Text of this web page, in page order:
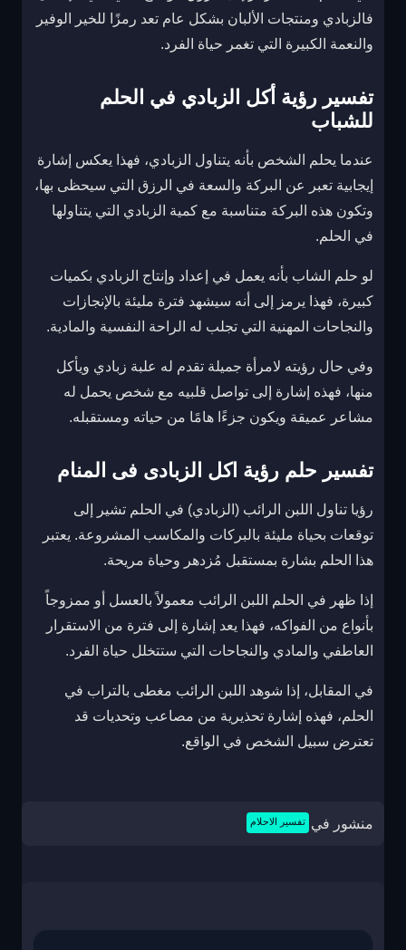
فالزبادي ومنتجات الألبان بشكل عام تعد رمزًا للخير الوفير
والنعمة الكبيرة التي تغمر حياة الفرد.
تفسير رؤية أكل الزبادي في الحلم
للشباب
عندما يحلم الشخص بأنه يتناول الزبادي، فهذا يعكس إشارة
إيجابية تعبر عن البركة والسعة في الرزق التي سيحظى بها،
وتكون هذه البركة متناسبة مع كمية الزبادي التي يتناولها
في الحلم.
لو حلم الشاب بأنه يعمل في إعداد وإنتاج الزبادي بكميات
كبيرة، فهذا يرمز إلى أنه سيشهد فترة مليئة بالإنجازات
والنجاحات المهنية التي تجلب له الراحة النفسية والمادية.
وفي حال رؤيته لامرأة جميلة تقدم له علبة زبادي ويأكل
منها، فهذه إشارة إلى تواصل قلبيه مع شخص يحمل له
مشاعر عميقة ويكون جزءًا هامًا من حياته ومستقبله.
تفسير حلم رؤية اكل الزبادى فى المنام
رؤيا تناول اللبن الرائب (الزبادي) في الحلم تشير إلى
توقعات بحياة مليئة بالبركات والمكاسب المشروعة. يعتبر
هذا الحلم بشارة بمستقبل مُزدهر وحياة مريحة.
إذا ظهر في الحلم اللبن الرائب معمولاً بالعسل أو ممزوجاً
بأنواع من الفواكه، فهذا يعد إشارة إلى فترة من الاستقرار
العاطفي والمادي والنجاحات التي ستتخلل حياة الفرد.
في المقابل، إذا شوهد اللبن الرائب مغطى بالتراب في
الحلم، فهذه إشارة تحذيرية من مصاعب وتحديات قد
تعترض سبيل الشخص في الواقع.
منشور في تفسير الاحلام